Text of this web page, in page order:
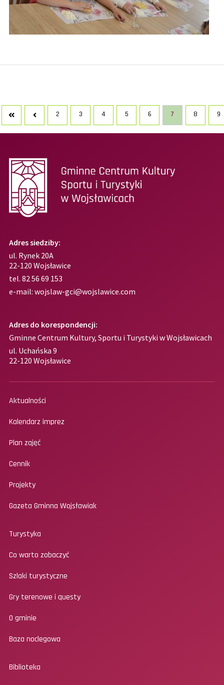
2 3 4 5 6 7 8 9
Adres siedziby:
ul. Rynek 20A
22-120 Wojsławice
tel. 82 56 69 153
e-mail: wojslaw-gci@wojslawice.com
Adres do korespondencji:
Gminne Centrum Kultury, Sportu i Turystyki w Wojsławicach
ul. Uchańska 9
22-120 Wojsławice
Aktualności
Kalendarz imprez
Plan zajęć
Cennik
Projekty
Gazeta Gminna Wojsławiak
Turystyka
Co warto zobaczyć
Szlaki turystyczne
Gry terenowe i questy
O gminie
Baza noclegowa
Biblioteka